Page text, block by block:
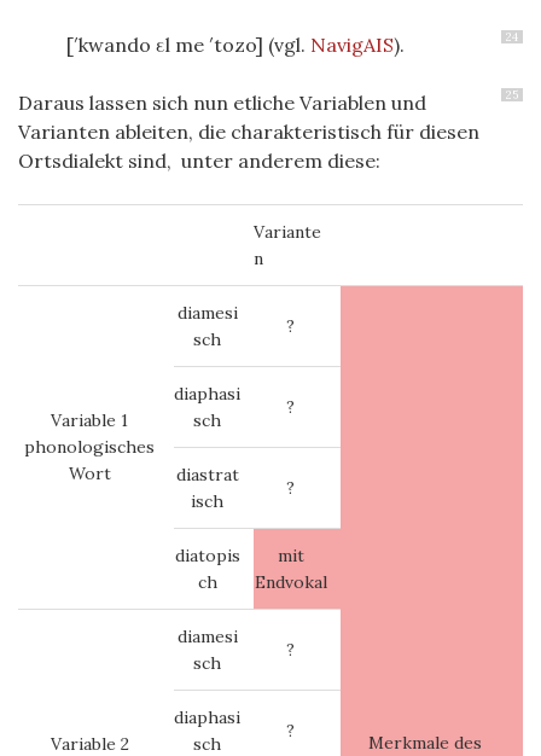
24
[′kwando εl me ′tozo] (vgl. NavigAIS).
25
Daraus lassen sich nun etliche Variablen und
Varianten ableiten, die charakteristisch für diesen
Ortsdialekt sind, unter anderem diese:
Variante
n
Variable 1
phonologisches
Wort
diamesi
sch
?
Merkmale des
diaphasi
sch
?
diastrat
isch
?
diatopis
ch
mit
Endvokal
Variable 2
diamesi
sch
?
diaphasi
sch
?